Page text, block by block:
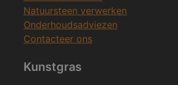
Natuursteen verwerken
Onderhoudsadviezen
Contacteer ons
Kunstgras